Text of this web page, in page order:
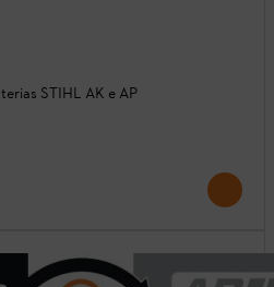
STIHL AK e AP